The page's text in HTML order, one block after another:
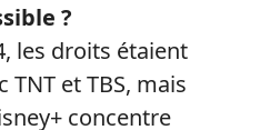
?
les droits étaient
TNT et TBS, mais
concentre